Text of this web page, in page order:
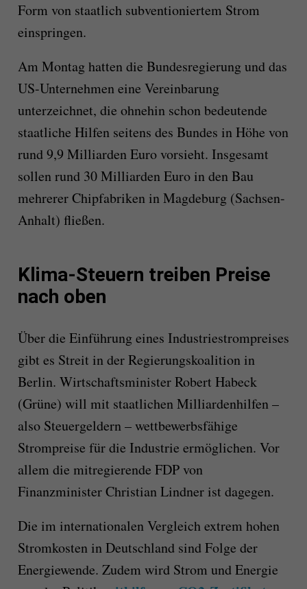
Form von staatlich subventioniertem Strom
einspringen.
Am Montag hatten die Bundesregierung und das
US-Unternehmen eine Vereinbarung
unterzeichnet, die ohnehin schon bedeutende
staatliche Hilfen seitens des Bundes in Höhe von
rund 9,9 Milliarden Euro vorsieht. Insgesamt
sollen rund 30 Milliarden Euro in den Bau
mehrerer Chipfabriken in Magdeburg (Sachsen-
Anhalt) fließen.
Klima-Steuern treiben Preise
nach oben
Über die Einführung eines Industriestrompreises
gibt es Streit in der Regierungskoalition in
Berlin. Wirtschaftsminister Robert Habeck
(Grüne) will mit staatlichen Milliardenhilfen –
also Steuergeldern – wettbewerbsfähige
Strompreise für die Industrie ermöglichen. Vor
allem die mitregierende FDP von
Finanzminister Christian Lindner ist dagegen.
Die im internationalen Vergleich extrem hohen
Stromkosten in Deutschland sind Folge der
Energiewende. Zudem wird Strom und Energie